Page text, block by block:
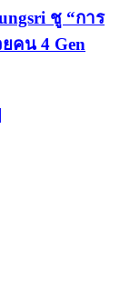
ชู “การ
คน 4 Gen